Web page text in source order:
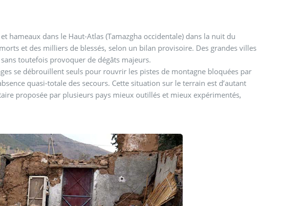
hameaux dans le Haut-Atlas (Tamazgha occidentale) dans la nuit du
et des milliers de blessés, selon un bilan provisoire. Des grandes villes
toutefois provoquer de dégâts majeurs.
se débrouillent seuls pour rouvrir les pistes de montagne bloquées par
quasi-totale des secours. Cette situation sur le terrain est d’autant
proposée par plusieurs pays mieux outillés et mieux expérimentés,